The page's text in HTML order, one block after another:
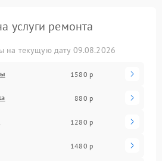
услуги ремонта
на текущую дату 09.08.2026
1580 р
880 р
1280 р
1480 р